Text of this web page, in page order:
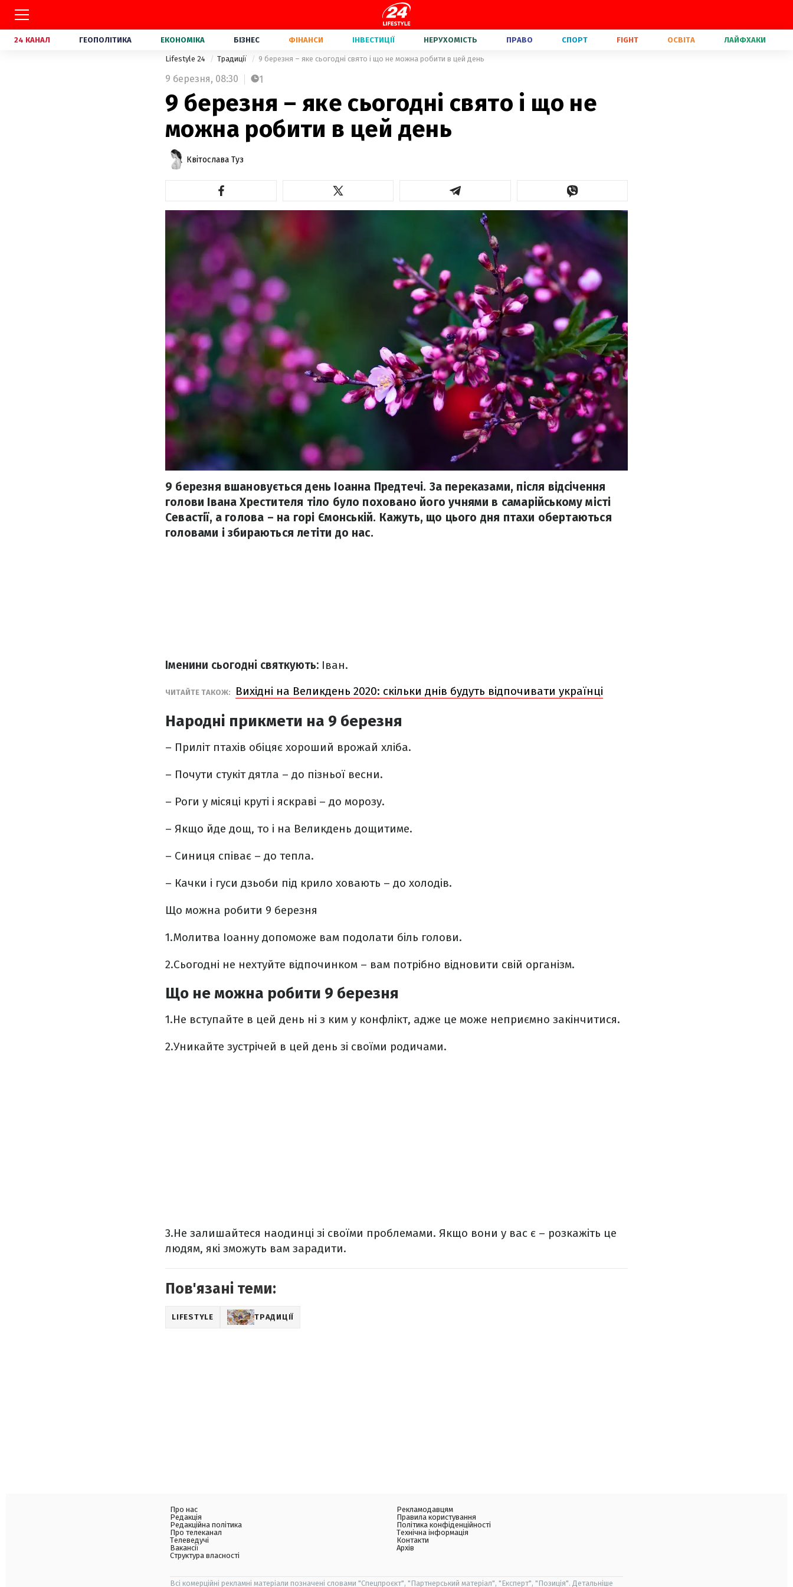
24 КАНАЛ ГЕОПОЛІТИКА ЕКОНОМІКА БІЗНЕС ФІНАНСИ ІНВЕСТИЦІЇ НЕРУХОМІСТЬ ПРАВО СПОРТ FIGHT ОСВІТА ЛАЙФХАКИ
Lifestyle 24 Традиції 9 березня – яке сьогодні свято і що не можна робити в цей день
9 березня, 08:30 1
9 березня – яке сьогодні свято і що не
можна робити в цей день
Квітослава Туз
9 березня вшановується день Іоанна Предтечі. За переказами, після відсічення
голови Івана Хрестителя тіло було поховано його учнями в самарійському місті
Севастії, а голова – на горі Ємонській. Кажуть, що цього дня птахи обертаються
головами і збираються летіти до нас.
Іменини сьогодні святкують: Іван.
ЧИТАЙТЕ ТАКОЖ: Вихідні на Великдень 2020: скільки днів будуть відпочивати українці
Народні прикмети на 9 березня
– Приліт птахів обіцяє хороший врожай хліба.
– Почути стукіт дятла – до пізньої весни.
– Роги у місяці круті і яскраві – до морозу.
– Якщо йде дощ, то і на Великдень дощитиме.
– Синиця співає – до тепла.
– Качки і гуси дзьоби під крило ховають – до холодів.
Що можна робити 9 березня
​1.Молитва Іоанну допоможе вам подолати біль голови.
​2.Сьогодні не нехтуйте відпочинком – вам потрібно відновити свій організм.
Що не можна робити 9 березня
1.Не вступайте в цей день ні з ким у конфлікт, адже це може неприємно закінчитися.
2.Уникайте зустрічей в цей день зі своїми родичами.
3.Не залишайтеся наодинці зі своїми проблемами. Якщо вони у вас є – розкажіть це
людям, які зможуть вам зарадити.
Пов'язані теми:
LIFESTYLE ТРАДИЦІЇ
Про нас
Редакція
Редакційна політика
Про телеканал
Телеведучі
Вакансії
Структура власності
Рекламодавцям
Правила користування
Політика конфіденційності
Технічна інформація
Контакти
Архів
Всі комерційні рекламні матеріали позначені словами "Спецпроєкт", "Партнерський матеріал", "Експерт", "Позиція". Детальніше